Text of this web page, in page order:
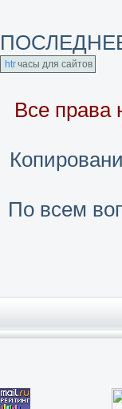
часы для сайтов
Все права
По всем